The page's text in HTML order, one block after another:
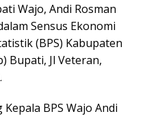
Wajo, Andi Rosman
Sensus Ekonomi
(BPS) Kabupaten
Bupati, Jl Veteran,
BPS Wajo Andi